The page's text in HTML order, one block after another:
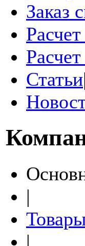
Заказ
Статьи|
|
|